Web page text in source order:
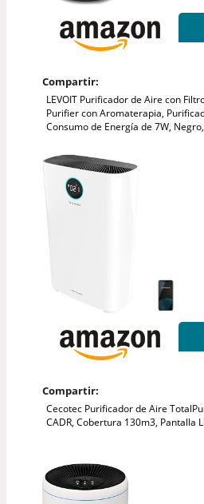
Compartir:
LEVOIT Purificador de Aire con
Purifier con Aromaterapia,
Consumo de Energía de 7W,
Compartir:
Cecotec Purificador de Aire
CADR, Cobertura 130m3, Pantalla